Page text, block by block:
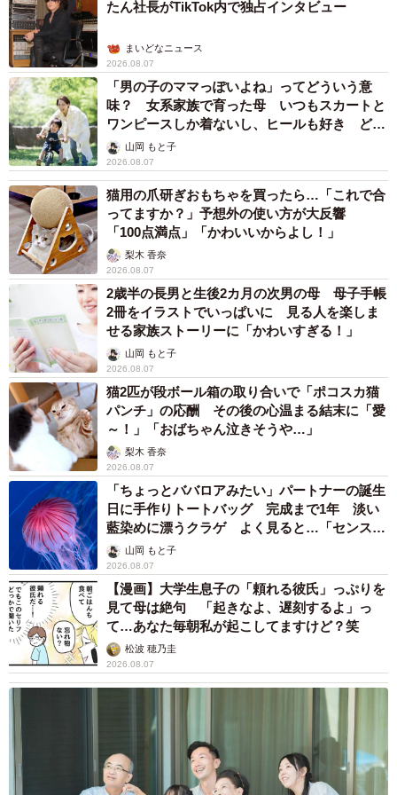
たん社長がTikTok内で独占インタビュー
まいどなニュース
2026.08.07
「男の子のママっぽいよね」ってどういう意
味？ 女系家族で育った母 いつもスカートと
ワンピースしか着ないし、ヒールも好き どの
へんが…
山岡 もと子
2026.08.07
猫用の爪研ぎおもちゃを買ったら…「これで合
ってますか？」予想外の使い方が大反響
「100点満点」「かわいいからよし！」
梨木 香奈
2026.08.07
2歳半の長男と生後2カ月の次男の母 母子手帳
2冊をイラストでいっぱいに 見る人を楽しま
せる家族ストーリーに「かわいすぎる！」
山岡 もと子
2026.08.07
猫2匹が段ボール箱の取り合いで「ポコスカ猫
パンチ」の応酬 その後の心温まる結末に「愛
～！」「おばちゃん泣きそうや…」
梨木 香奈
2026.08.07
「ちょっとババロアみたい」パートナーの誕生
日に手作りトートバッグ 完成まで1年 淡い
藍染めに漂うクラゲ よく見ると…「センスす
ごい」山岡 もと子
2026.08.07
【漫画】大学生息子の「頼れる彼氏」っぷりを
見て母は絶句 「起きなよ、遅刻するよ」っ
て…あなた毎朝私が起こしてますけど？笑
松波 穂乃圭
2026.08.07